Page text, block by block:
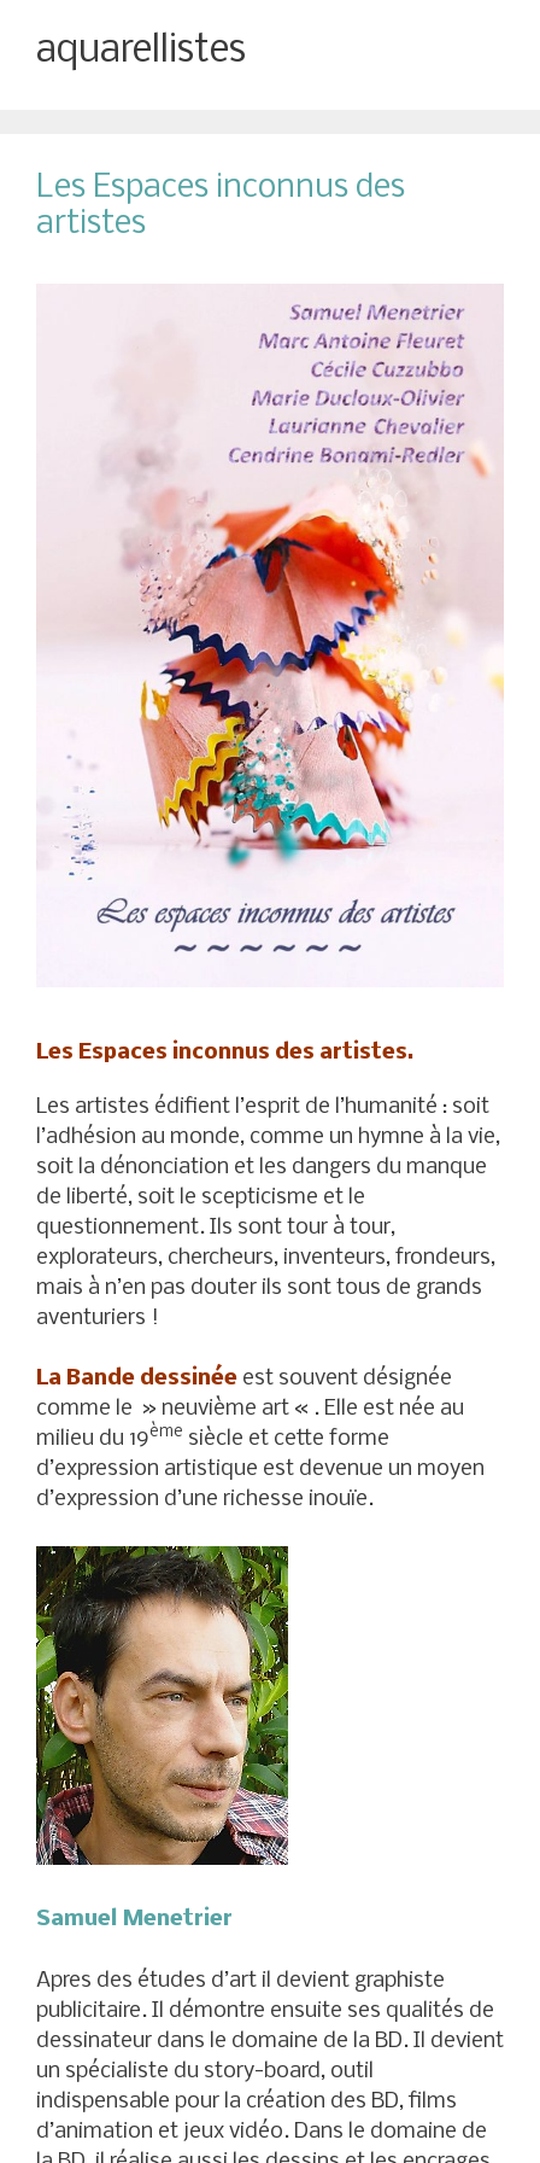
aquarellistes
Les Espaces inconnus des
artistes
Les Espaces inconnus des artistes.
Les artistes édifient l’esprit de l’humanité : soit
l’adhésion au monde, comme un hymne à la vie,
soit la dénonciation et les dangers du manque
de liberté, soit le scepticisme et le
questionnement. Ils sont tour à tour,
explorateurs, chercheurs, inventeurs, frondeurs,
mais à n’en pas douter ils sont tous de grands
aventuriers !
La Bande dessinée est souvent désignée
comme le » neuvième art « . Elle est née au
milieu du 19ème siècle et cette forme
d’expression artistique est devenue un moyen
d’expression d’une richesse inouïe.
Samuel Menetrier
Apres des études d’art il devient graphiste
publicitaire. Il démontre ensuite ses qualités de
dessinateur dans le domaine de la BD. Il devient
un spécialiste du story-board, outil
indispensable pour la création des BD, films
d’animation et jeux vidéo. Dans le domaine de